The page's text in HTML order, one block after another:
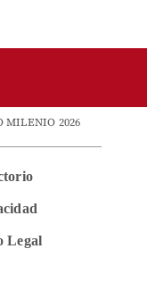
MILENIO 2026
Legal